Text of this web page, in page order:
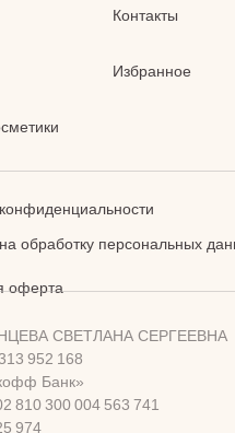
Контакты
Избранное
СВЕТЛАНА СЕРГЕЕВНА
952 168
Банк»
810 300 004 563 741
974
оферта
обработку персональных